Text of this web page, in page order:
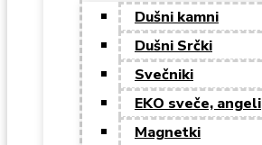
Dušni kamni
Dušni Srčki
Svečniki
EKO sveče, angeli
Magnetki